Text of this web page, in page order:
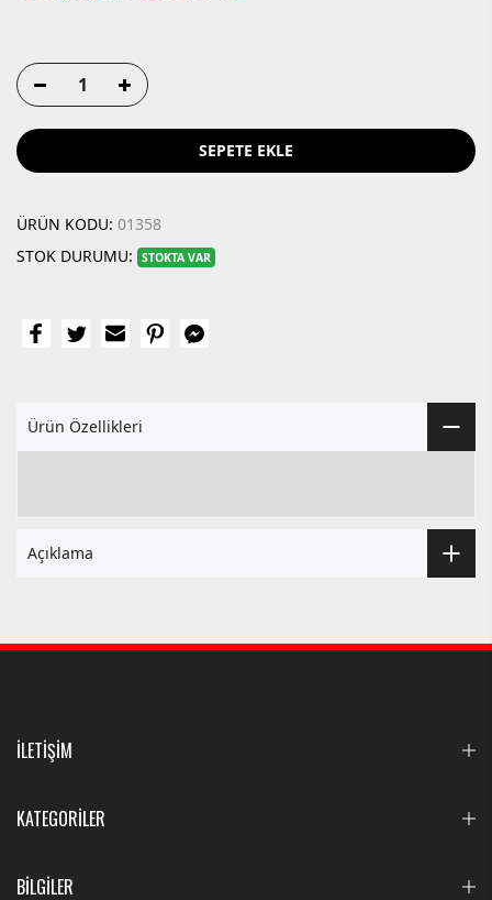
SEPETE EKLE
ÜRÜN KODU: 01358
STOK DURUMU:
STOKTA VAR
Ürün Özellikleri
Açıklama
İLETİŞİM
KATEGORİLER
BİLGİLER